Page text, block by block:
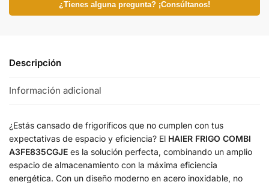
¿Tienes alguna pregunta? ¡Consúltanos!
Descripción
Información adicional
¿Estás cansado de frigoríficos que no cumplen con tus
expectativas de espacio y eficiencia? El HAIER FRIGO COMBI
A3FE835CGJE es la solución perfecta, combinando un amplio
espacio de almacenamiento con la máxima eficiencia
energética. Con un diseño moderno en acero inoxidable, no